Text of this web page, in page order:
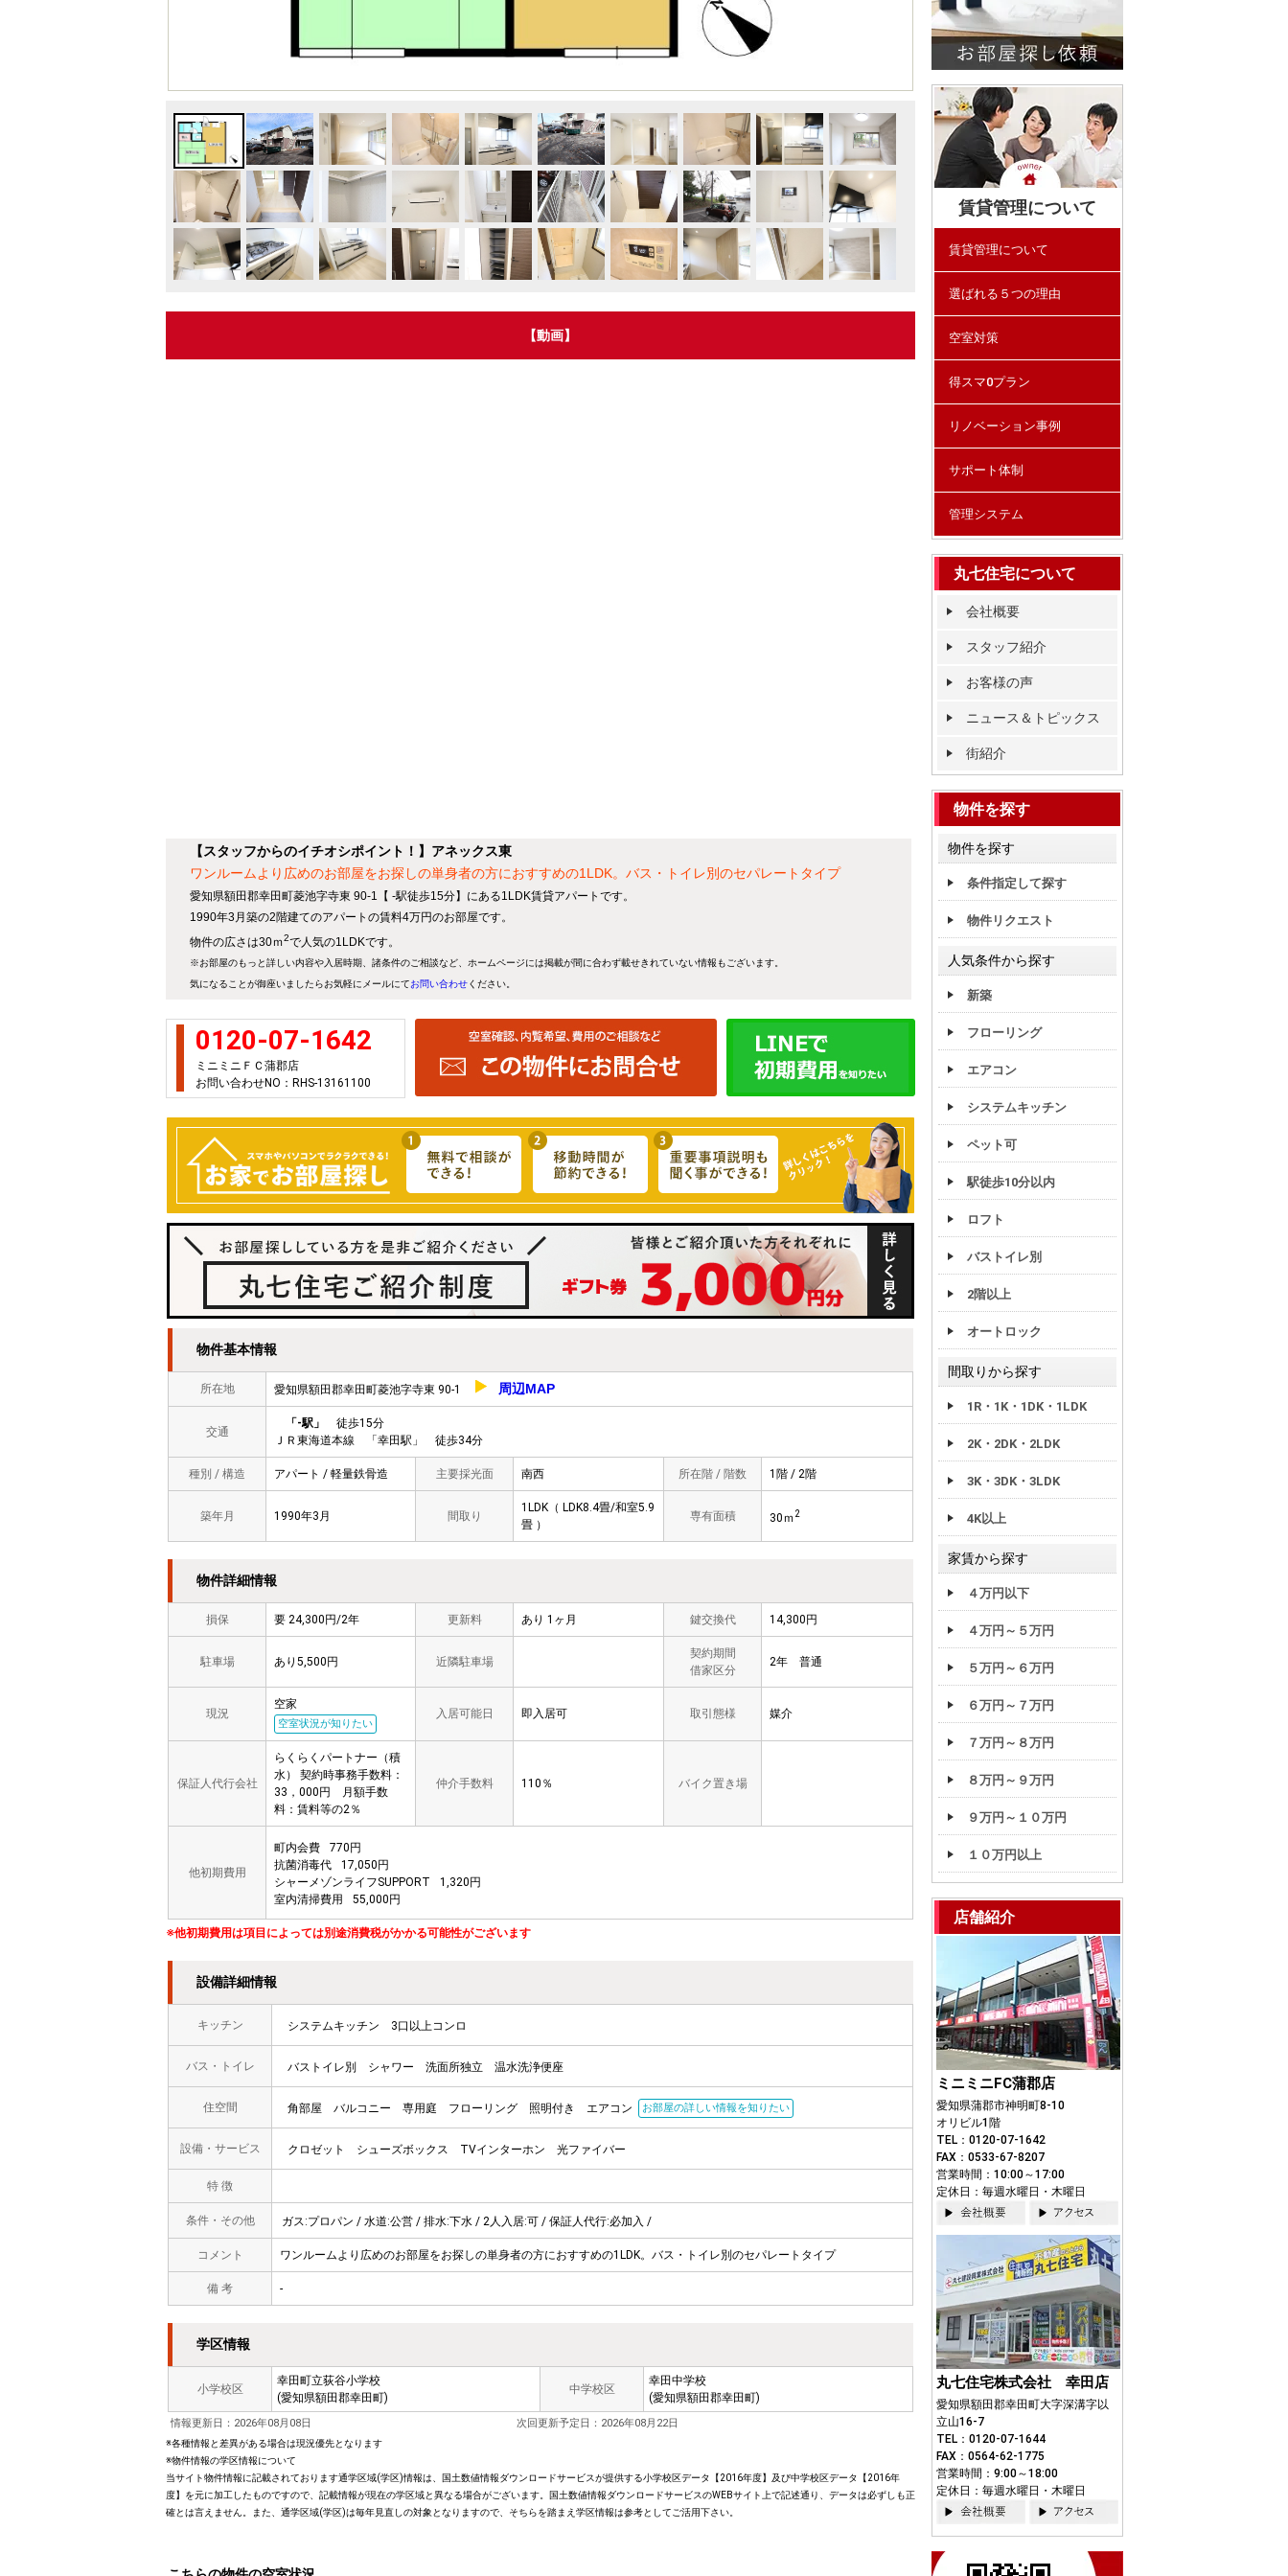
【スタッフからのイチオシポイント！】アネックス東
ワンルームより広めのお部屋をお探しの単身者の方におすすめの1LDK。バス・トイレ別のセパレートタイプ
愛知県額田郡幸田町菱池字寺東 90-1【 -駅徒歩15分】にある1LDK賃貸アパートです。
1990年3月築の2階建てのアパートの賃料4万円のお部屋です。
物件の広さは30ｍ2で人気の1LDKです。
※お部屋のもっと詳しい内容や入居時期、諸条件のご相談など、ホームページには掲載が間に合わず載せきれていない情報もございます。
気になることが御座いましたらお気軽にメールにてお問い合わせください。
0120-07-1642
ミニミニＦＣ蒲郡店
お問い合わせNO：RHS-13161100
物件基本情報
所在地 愛知県額田郡幸田町菱池字寺東 90-1 周辺MAP
交通
「-駅」
徒歩15分
ＪＲ東海道本線 「幸田駅」 徒歩34分
種別 / 構造 アパート / 軽量鉄骨造 主要採光面 南西 所在階 / 階数 1階 / 2階
築年月 1990年3月 間取り
1LDK（ LDK8.4畳/和室5.9
畳 ）
専有面積 30ｍ2
物件詳細情報
損保 要 24,300円/2年 更新料 あり 1ヶ月 鍵交換代 14,300円
駐車場 あり5,500円 近隣駐車場
契約期間
借家区分
2年 普通
現況
空家
空室状況が知りたい
入居可能日 即入居可 取引態様 媒介
保証人代行会社
らくらくパートナー（積
水） 契約時事務手数料：
33，000円 月額手数
料：賃料等の2％
仲介手数料 110％ バイク置き場
他初期費用
町内会費
770円
抗菌消毒代
17,050円
シャーメゾンライフSUPPORT
1,320円
室内清掃費用
55,000円
※他初期費用は項目によっては別途消費税がかかる可能性がございます
設備詳細情報
キッチン システムキッチン 3口以上コンロ
バス・トイレ バストイレ別 シャワー 洗面所独立 温水洗浄便座
住空間 角部屋 バルコニー 専用庭 フローリング 照明付き エアコン お部屋の詳しい情報を知りたい
設備・サービス クロゼット シューズボックス TVインターホン 光ファイバー
特 徴
条件・その他 ガス:プロパン / 水道:公営 / 排水:下水 / 2人入居:可 / 保証人代行:必加入 /
コメント ワンルームより広めのお部屋をお探しの単身者の方におすすめの1LDK。バス・トイレ別のセパレートタイプ
備 考 -
学区情報
小学校区
幸田町立荻谷小学校
(愛知県額田郡幸田町)
中学校区
幸田中学校
(愛知県額田郡幸田町)
情報更新日：2026年08月08日 次回更新予定日：2026年08月22日
※各種情報と差異がある場合は現況優先となります
※物件情報の学区情報について
当サイト物件情報に記載されております通学区域(学区)情報は、国土数値情報ダウンロードサービスが提供する小学校区データ【2016年度】及び中学校区データ【2016年
度】を元に加工したものですので、記載情報が現在の学区域と異なる場合がございます。国土数値情報ダウンロードサービスのWEBサイト上で記述通り、データは必ずしも正
確とは言えません。また、通学区域(学区)は毎年見直しの対象となりますので、そちらを踏まえ学区情報は参考としてご活用下さい。
賃貸管理について
賃貸管理について
選ばれる５つの理由
空室対策
得スマ0プラン
リノベーション事例
サポート体制
管理システム
丸七住宅について
会社概要
スタッフ紹介
お客様の声
ニュース＆トピックス
街紹介
物件を探す
物件を探す
条件指定して探す
物件リクエスト
人気条件から探す
新築
フローリング
エアコン
システムキッチン
ペット可
駅徒歩10分以内
ロフト
バストイレ別
2階以上
オートロック
間取りから探す
1R・1K・1DK・1LDK
2K・2DK・2LDK
3K・3DK・3LDK
4K以上
家賃から探す
４万円以下
４万円～５万円
５万円～６万円
６万円～７万円
７万円～８万円
８万円～９万円
９万円～１０万円
１０万円以上
店舗紹介
ミニミニFC蒲郡店
愛知県蒲郡市神明町8-10
オリビル1階
TEL：0120-07-1642
FAX：0533-67-8207
営業時間：10:00～17:00
定休日：毎週水曜日・木曜日
丸七住宅株式会社 幸田店
愛知県額田郡幸田町大字深溝字以
立山16-7
TEL：0120-07-1644
FAX：0564-62-1775
営業時間：9:00～18:00
定休日：毎週水曜日・木曜日